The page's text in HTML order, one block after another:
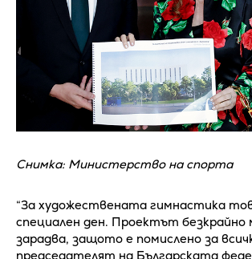
Снимка: Министерство на спорта
“За художествената гимнастика
специален ден. Проектът безкрайно
зарадва, защото е помислено за
председателят на Българската